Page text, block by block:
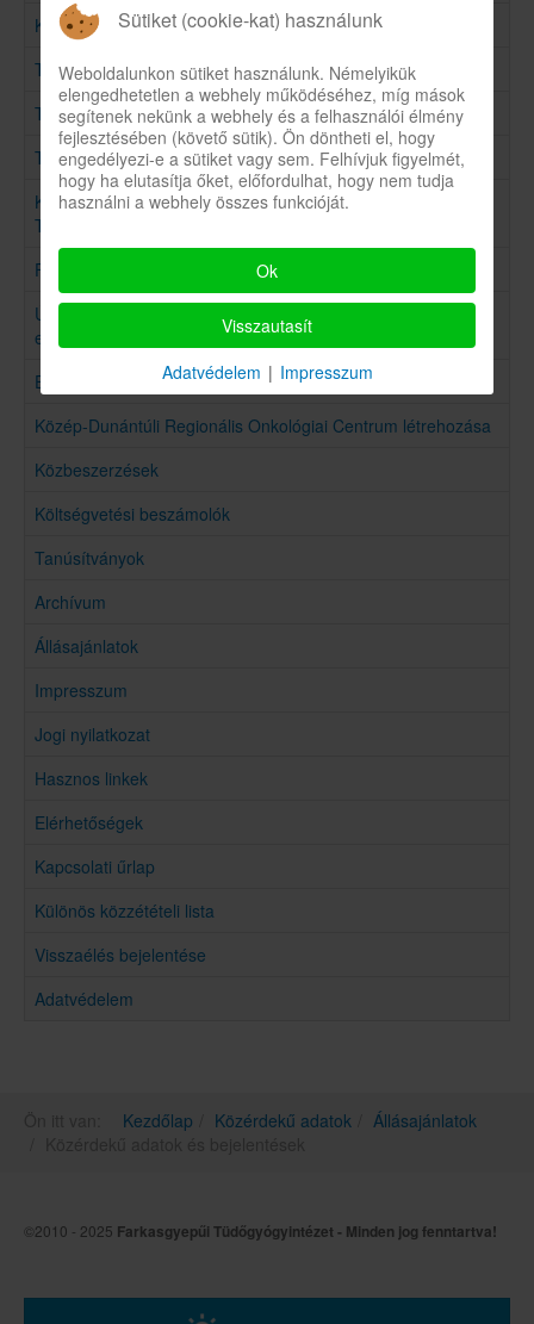
KEOP-5.6.0/E/15-2015-0045
TIOP-2.2.6-12/1B-2013-0049
TIOP-2.2.5-09/1-2010-0006
Tegyünk minden nap a fertőzések ellen!
Képzési programok a Veszprém Megyei
Tüdőgyógyintézetben
Fotovoltaikus rendszerek kialakítása
Új röntgengépek beszerzésével energia-megtakarítás
elérése
Eszközállomány fejlesztés és korszerűsítés Farkasgyepűn
Közép-Dunántúli Regionális Onkológiai Centrum létrehozása
Közbeszerzések
Költségvetési beszámolók
Tanúsítványok
Archívum
Állásajánlatok
Impresszum
Jogi nyilatkozat
Hasznos linkek
Elérhetőségek
Kapcsolati űrlap
Különös közzétételi lista
Visszaélés bejelentése
Adatvédelem
Kezdőlap Közérdekű adatok
Állásajánlatok
©2010 - 2025 Farkasgyepűi Tüdőgyógyintézet - Minden jog fenntartva!
Sütiket (cookie-kat) használunk
Weboldalunkon sütiket használunk. Némelyikük
elengedhetetlen a webhely működéséhez, míg mások
segítenek nekünk a webhely és a felhasználói élmény
fejlesztésében (követő sütik). Ön döntheti el, hogy
engedélyezi-e a sütiket vagy sem. Felhívjuk figyelmét,
hogy ha elutasítja őket, előfordulhat, hogy nem tudja
használni a webhely összes funkcióját.
Ok
Visszautasít
Adatvédelem | Impresszum